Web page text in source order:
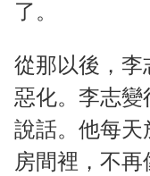
了。
從那以後，李
惡化。李志變
說話。他每天
房間裡，不